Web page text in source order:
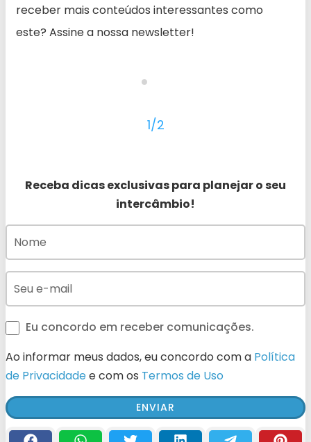
receber mais conteúdos interessantes como
este? Assine a nossa newsletter!
1/2
Receba dicas exclusivas para planejar o seu
intercâmbio!
Eu concordo em receber comunicações.
Ao informar meus dados, eu concordo com a Política
de Privacidadee com os Termos de Uso